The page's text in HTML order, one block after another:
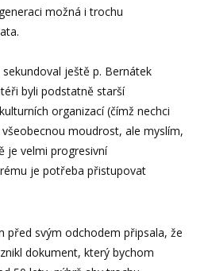
možná i trochu
ještě p. Bernátek
byli podstatně starší
organizací (čímž nechci
moudrost, ale myslím,
je velmi progresivní
je potřeba přistupovat
před svým odchodem připsala, že
dokument, který bychom